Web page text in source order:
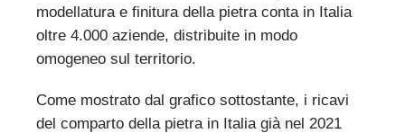
modellatura e finitura della pietra conta in Italia
oltre 4.000 aziende, distribuite in modo
omogeneo sul territorio.
Come mostrato dal grafico sottostante, i ricavi
del comparto della pietra in Italia già nel 2021